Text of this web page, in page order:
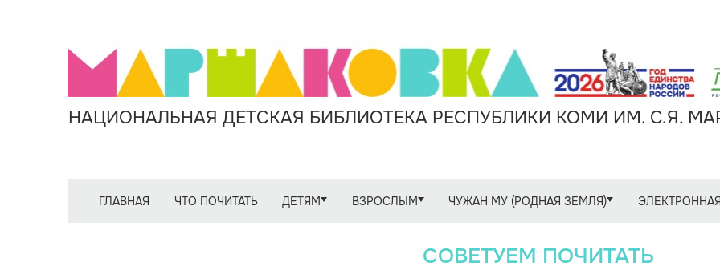
НАЦИОНАЛЬНАЯ ДЕТСКАЯ БИБЛИОТЕКА РЕСПУБЛИКИ КОМИ ИМ. С.Я.
ГЛАВНАЯ ЧТО ПОЧИТАТЬ ДЕТЯМ ВЗРОСЛЫМ ЧУЖАН МУ (РОДНАЯ ЗЕМЛЯ)
СОВЕТУЕМ ПОЧИТАТЬ